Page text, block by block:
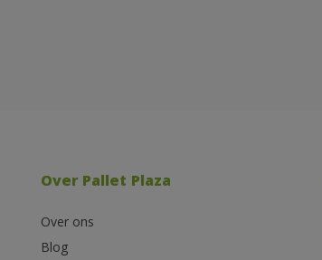
Over Pallet Plaza
Over ons
Blog